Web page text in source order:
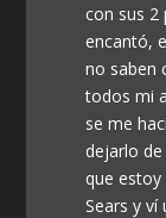
con sus 2
encantó,
no saben
todos mi
se me
dejarlo
que estoy
Sears y